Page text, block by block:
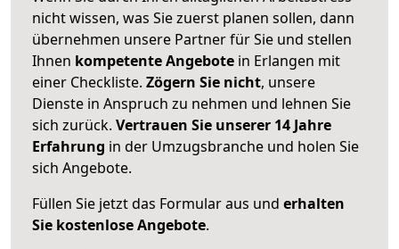
nicht wissen, was Sie zuerst planen sollen, dann
übernehmen unsere Partner für Sie und stellen
Ihnen kompetente Angebote in Erlangen mit
einer Checkliste. Zögern Sie nicht, unsere
Dienste in Anspruch zu nehmen und lehnen Sie
sich zurück. Vertrauen Sie unserer 14 Jahre
Erfahrung in der Umzugsbranche und holen Sie
sich Angebote.
Füllen Sie jetzt das Formular aus und erhalten
Sie kostenlose Angebote.